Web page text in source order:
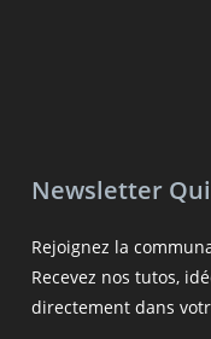
Newsletter
Rejoignez la
Recevez nos tutos,
directement dans